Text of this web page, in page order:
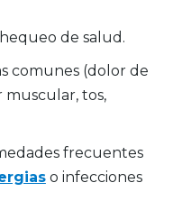
de salud.
comunes (dolor de
muscular, tos,
frecuentes
o infecciones